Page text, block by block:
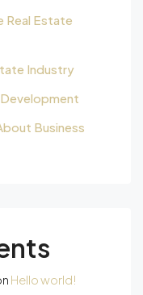
Real Estate
Industry
Business
Hello world!